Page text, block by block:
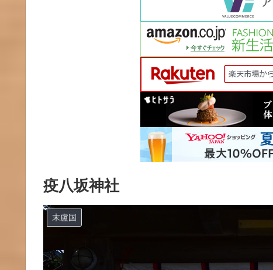
疫八坂神社
末盧国